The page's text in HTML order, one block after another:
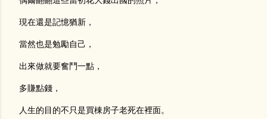
現在還是記憶猶新，
當然也是勉勵自己，
出來做就要奮鬥一點，
多賺點錢，
人生的目的不只是買棟房子老死在裡面。